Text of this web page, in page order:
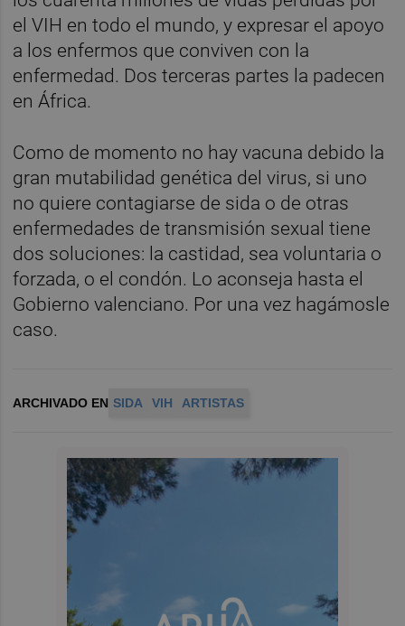
el VIH en todo el mundo, y expresar el apoyo
a los enfermos que conviven con la
enfermedad. Dos terceras partes la padecen
en África.
Como de momento no hay vacuna debido la
gran mutabilidad genética del virus, si uno
no quiere contagiarse de sida o de otras
enfermedades de transmisión sexual tiene
dos soluciones: la castidad, sea voluntaria o
forzada, o el condón. Lo aconseja hasta el
Gobierno valenciano. Por una vez hagámosle
caso.
ARCHIVADO EN SIDA VIH ARTISTAS